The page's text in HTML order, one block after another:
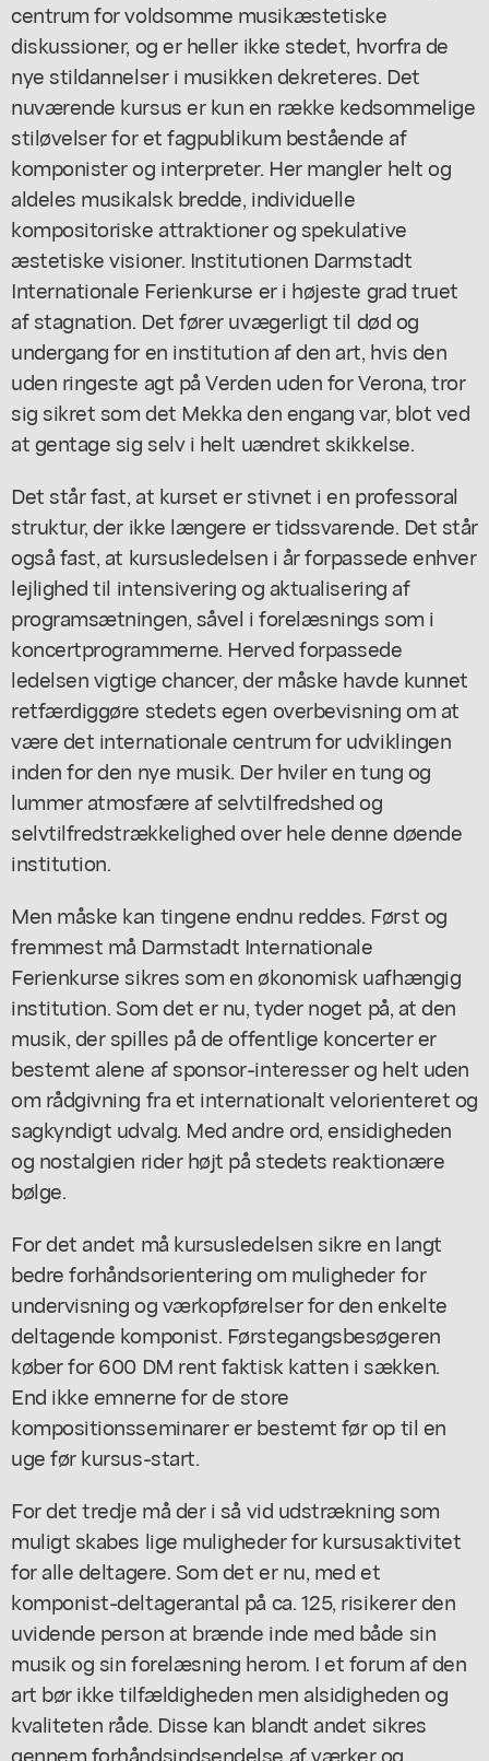
centrum for voldsomme musikæstetiske
diskussioner, og er heller ikke stedet, hvorfra de
nye stildannelser i musikken dekreteres. Det
nuværende kursus er kun en række kedsommelige
stiløvelser for et fagpublikum bestående af
komponister og interpreter. Her mangler helt og
aldeles musikalsk bredde, individuelle
kompositoriske attraktioner og spekulative
æstetiske visioner. Institutionen Darmstadt
Internationale Ferienkurse er i højeste grad truet
af stagnation. Det fører uvægerligt til død og
undergang for en institution af den art, hvis den
uden ringeste agt på Verden uden for Verona, tror
sig sikret som det Mekka den engang var, blot ved
at gentage sig selv i helt uændret skikkelse.
Det står fast, at kurset er stivnet i en professoral
struktur, der ikke længere er tidssvarende. Det står
også fast, at kursusledelsen i år forpassede enhver
lejlighed til intensivering og aktualisering af
programsætningen, såvel i forelæsnings som i
koncertprogrammerne. Herved forpassede
ledelsen vigtige chancer, der måske havde kunnet
retfærdiggøre stedets egen overbevisning om at
være det internationale centrum for udviklingen
inden for den nye musik. Der hviler en tung og
lummer atmosfære af selvtilfredshed og
selvtilfredstrækkelighed over hele denne døende
institution.
Men måske kan tingene endnu reddes. Først og
fremmest må Darmstadt Internationale
Ferienkurse sikres som en økonomisk uafhængig
institution. Som det er nu, tyder noget på, at den
musik, der spilles på de offentlige koncerter er
bestemt alene af sponsor-interesser og helt uden
om rådgivning fra et internationalt velorienteret og
sagkyndigt udvalg. Med andre ord, ensidigheden
og nostalgien rider højt på stedets reaktionære
bølge.
For det andet må kursusledelsen sikre en langt
bedre forhåndsorientering om muligheder for
undervisning og værkopførelser for den enkelte
deltagende komponist. Førstegangsbesøgeren
køber for 600 DM rent faktisk katten i sækken.
End ikke emnerne for de store
kompositionsseminarer er bestemt før op til en
uge før kursus-start.
For det tredje må der i så vid udstrækning som
muligt skabes lige muligheder for kursusaktivitet
for alle deltagere. Som det er nu, med et
komponist-deltagerantal på ca. 125, risikerer den
uvidende person at brænde inde med både sin
musik og sin forelæsning herom. I et forum af den
art bør ikke tilfældigheden men alsidigheden og
kvaliteten råde. Disse kan blandt andet sikres
gennem forhåndsindsendelse af værker og